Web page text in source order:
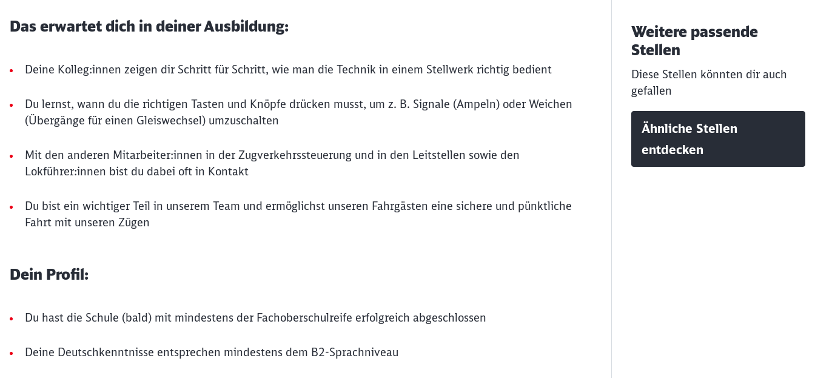
Das erwartet dich in deiner Ausbildung:
Deine Kolleg:innen zeigen dir Schritt für Schritt, wie man die Technik in einem Stellwerk richtig bedient
Du lernst, wann du die richtigen Tasten und Knöpfe drücken musst, um z. B. Signale (Ampeln) oder Weichen
(Übergänge für einen Gleiswechsel) umzuschalten
Mit den anderen Mitarbeiter:innen in der Zugverkehrssteuerung und in den Leitstellen sowie den
Lokführer:innen bist du dabei oft in Kontakt
Du bist ein wichtiger Teil in unserem Team und ermöglichst unseren Fahrgästen eine sichere und pünktliche
Fahrt mit unseren Zügen
Dein Profil:
Du hast die Schule (bald) mit mindestens der Fachoberschulreife erfolgreich abgeschlossen
Deine Deutschkenntnisse entsprechen mindestens dem B2-Sprachniveau
Weitere passende
Stellen
Diese Stellen könnten dir auch
gefallen
Ähnliche Stellen
entdecken